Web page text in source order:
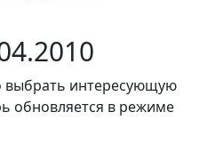
выбрать интересующую
обновляется в режиме